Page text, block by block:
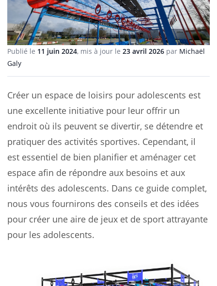
Publié le 11 juin 2024, mis à jour le 23 avril 2026 par Michaël
Galy
Créer un espace de loisirs pour adolescents est
une excellente initiative pour leur offrir un
endroit où ils peuvent se divertir, se détendre et
pratiquer des activités sportives. Cependant, il
est essentiel de bien planifier et aménager cet
espace afin de répondre aux besoins et aux
intérêts des adolescents. Dans ce guide complet,
nous vous fournirons des conseils et des idées
pour créer une aire de jeux et de sport attrayante
pour les adolescents.